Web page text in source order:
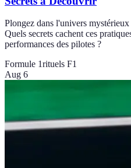
Plongez dans l'univers
Quels secrets cachent ces
performances des pilotes ?
Formule 1rituels F1
Aug 6